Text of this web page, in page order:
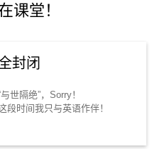
课堂！
封闭
与世隔绝”，Sorry！
段时间我只与英语作伴！